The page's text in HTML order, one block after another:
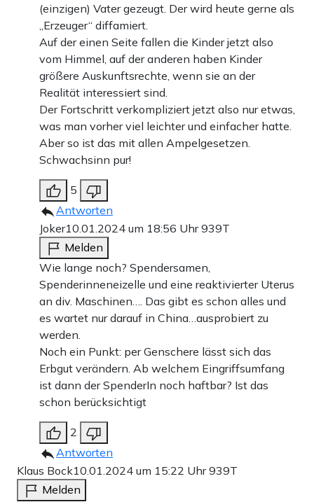
(einzigen) Vater gezeugt. Der wird heute gerne als
„Erzeuger“ diffamiert.
Auf der einen Seite fallen die Kinder jetzt also
vom Himmel, auf der anderen haben Kinder
größere Auskunftsrechte, wenn sie an der
Realität interessiert sind.
Der Fortschritt verkompliziert jetzt also nur etwas,
was man vorher viel leichter und einfacher hatte.
Aber so ist das mit allen Ampelgesetzen.
Schwachsinn pur!
5
Antworten
Joker10.01.2024 um 18:56 Uhr939T
Melden
Wie lange noch? Spendersamen,
Spenderinneneizelle und eine reaktivierter Uterus
an div. Maschinen…. Das gibt es schon alles und
es wartet nur darauf in China…ausprobiert zu
werden.
Noch ein Punkt: per Genschere lässt sich das
Erbgut verändern. Ab welchem Eingriffsumfang
ist dann der SpenderIn noch haftbar? Ist das
schon berücksichtigt
2
Antworten
Klaus Bock10.01.2024 um 15:22 Uhr939T
Melden